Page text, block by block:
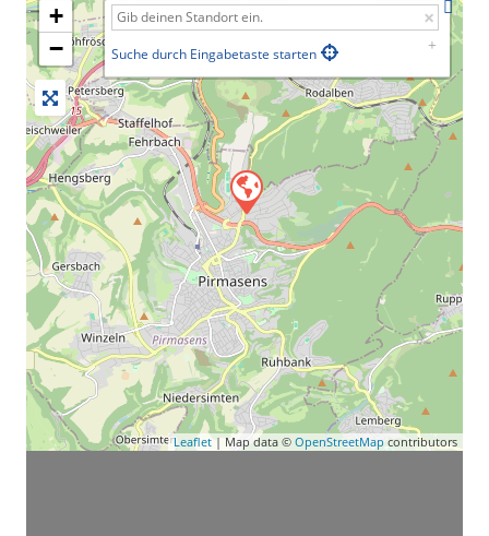
+
−
Suche durch Eingabetaste starten
Leaflet | Map data © OpenStreetMap contributors